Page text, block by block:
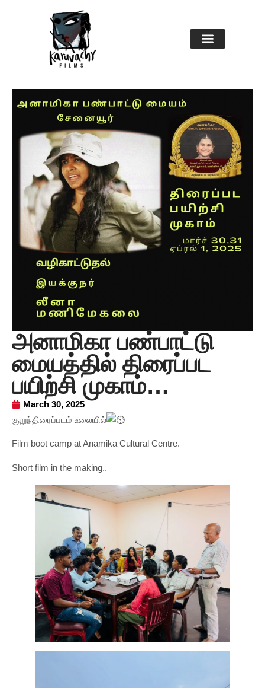
அனாமிகா பண்பாட்டு
மையத்தில் திரைப்பட
பயிற்சி முகாம்…
March 30, 2025
குறுந்திரைப்படம் உலையில்
Film boot camp at Anamika Cultural Centre.
Short film in the making..